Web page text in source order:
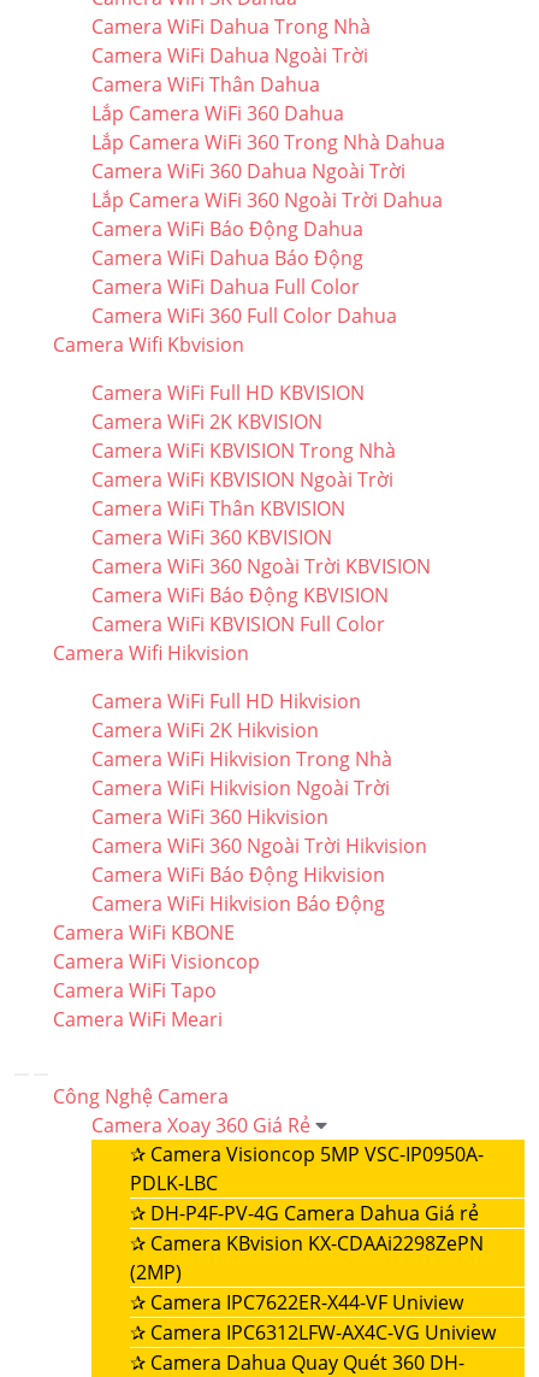
Camera WiFi Dahua Trong Nhà
Camera WiFi Dahua Ngoài Trời
Camera WiFi Thân Dahua
Lắp Camera WiFi 360 Dahua
Lắp Camera WiFi 360 Trong Nhà Dahua
Camera WiFi 360 Dahua Ngoài Trời
Lắp Camera WiFi 360 Ngoài Trời Dahua
Camera WiFi Báo Động Dahua
Camera WiFi Dahua Báo Động
Camera WiFi Dahua Full Color
Camera WiFi 360 Full Color Dahua
Camera Wifi Kbvision
Camera WiFi Full HD KBVISION
Camera WiFi 2K KBVISION
Camera WiFi KBVISION Trong Nhà
Camera WiFi KBVISION Ngoài Trời
Camera WiFi Thân KBVISION
Camera WiFi 360 KBVISION
Camera WiFi 360 Ngoài Trời KBVISION
Camera WiFi Báo Động KBVISION
Camera WiFi KBVISION Full Color
Camera Wifi Hikvision
Camera WiFi Full HD Hikvision
Camera WiFi 2K Hikvision
Camera WiFi Hikvision Trong Nhà
Camera WiFi Hikvision Ngoài Trời
Camera WiFi 360 Hikvision
Camera WiFi 360 Ngoài Trời Hikvision
Camera WiFi Báo Động Hikvision
Camera WiFi Hikvision Báo Động
Camera WiFi KBONE
Camera WiFi Visioncop
Camera WiFi Tapo
Camera WiFi Meari
Công Nghệ Camera
Camera Xoay 360 Giá Rẻ
✰ Camera Visioncop 5MP VSC-IP0950A-
PDLK-LBC
✰ DH-P4F-PV-4G Camera Dahua Giá rẻ
✰ Camera KBvision KX-CDAAi2298ZePN
(2MP)
✰ Camera IPC7622ER-X44-VF Uniview
✰ Camera IPC6312LFW-AX4C-VG Uniview
✰ Camera Dahua Quay Quét 360 DH-